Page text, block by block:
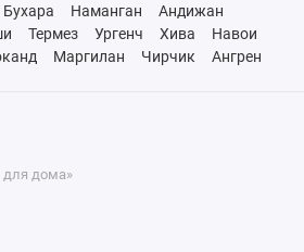
Бухара Наманган
Андижан
Термез Ургенч Хива
Навои
Маргилан Чирчик
Ангрен
для дома»